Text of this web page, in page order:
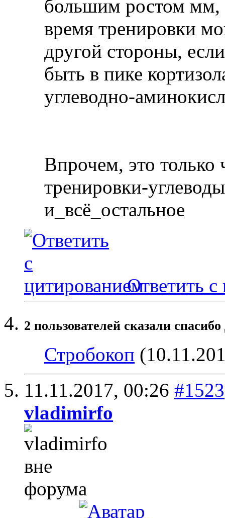
большим ростом мм,
время тренировки
другой стороны,
быть в пике
углеводно-
Впрочем, это
тренировки-
и_всё_остальное
Ответить с
2 пользователей сказали
Стробокоп
11.11.2017, 00:26 #1523
vladimirfo